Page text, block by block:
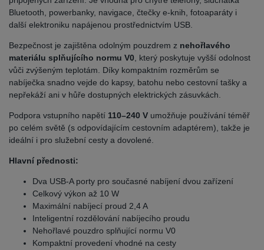
Bluetooth, powerbanky, navigace, čtečky e-knih, fotoaparáty i
další elektroniku napájenou prostřednictvím USB.
Bezpečnost je zajištěna odolným pouzdrem z nehořlavého
materiálu splňujícího normu V0 , který poskytuje vyšší odolnost
vůči zvýšeným teplotám. Díky kompaktním rozměrům se
nabíječka snadno vejde do kapsy, batohu nebo cestovní tašky a
nepřekáží ani v hůře dostupných elektrických zásuvkách.
Podpora vstupního napětí 110–240 V umožňuje používání téměř
po celém světě (s odpovídajícím cestovním adaptérem), takže je
ideální i pro služební cesty a dovolené.
Hlavní přednosti:
Dva USB-A porty pro současné nabíjení dvou zařízení
Celkový výkon až 10 W
Maximální nabíjecí proud 2,4 A
Inteligentní rozdělování nabíjecího proudu
Nehořlavé pouzdro splňující normu V0
Kompaktní provedení vhodné na cesty